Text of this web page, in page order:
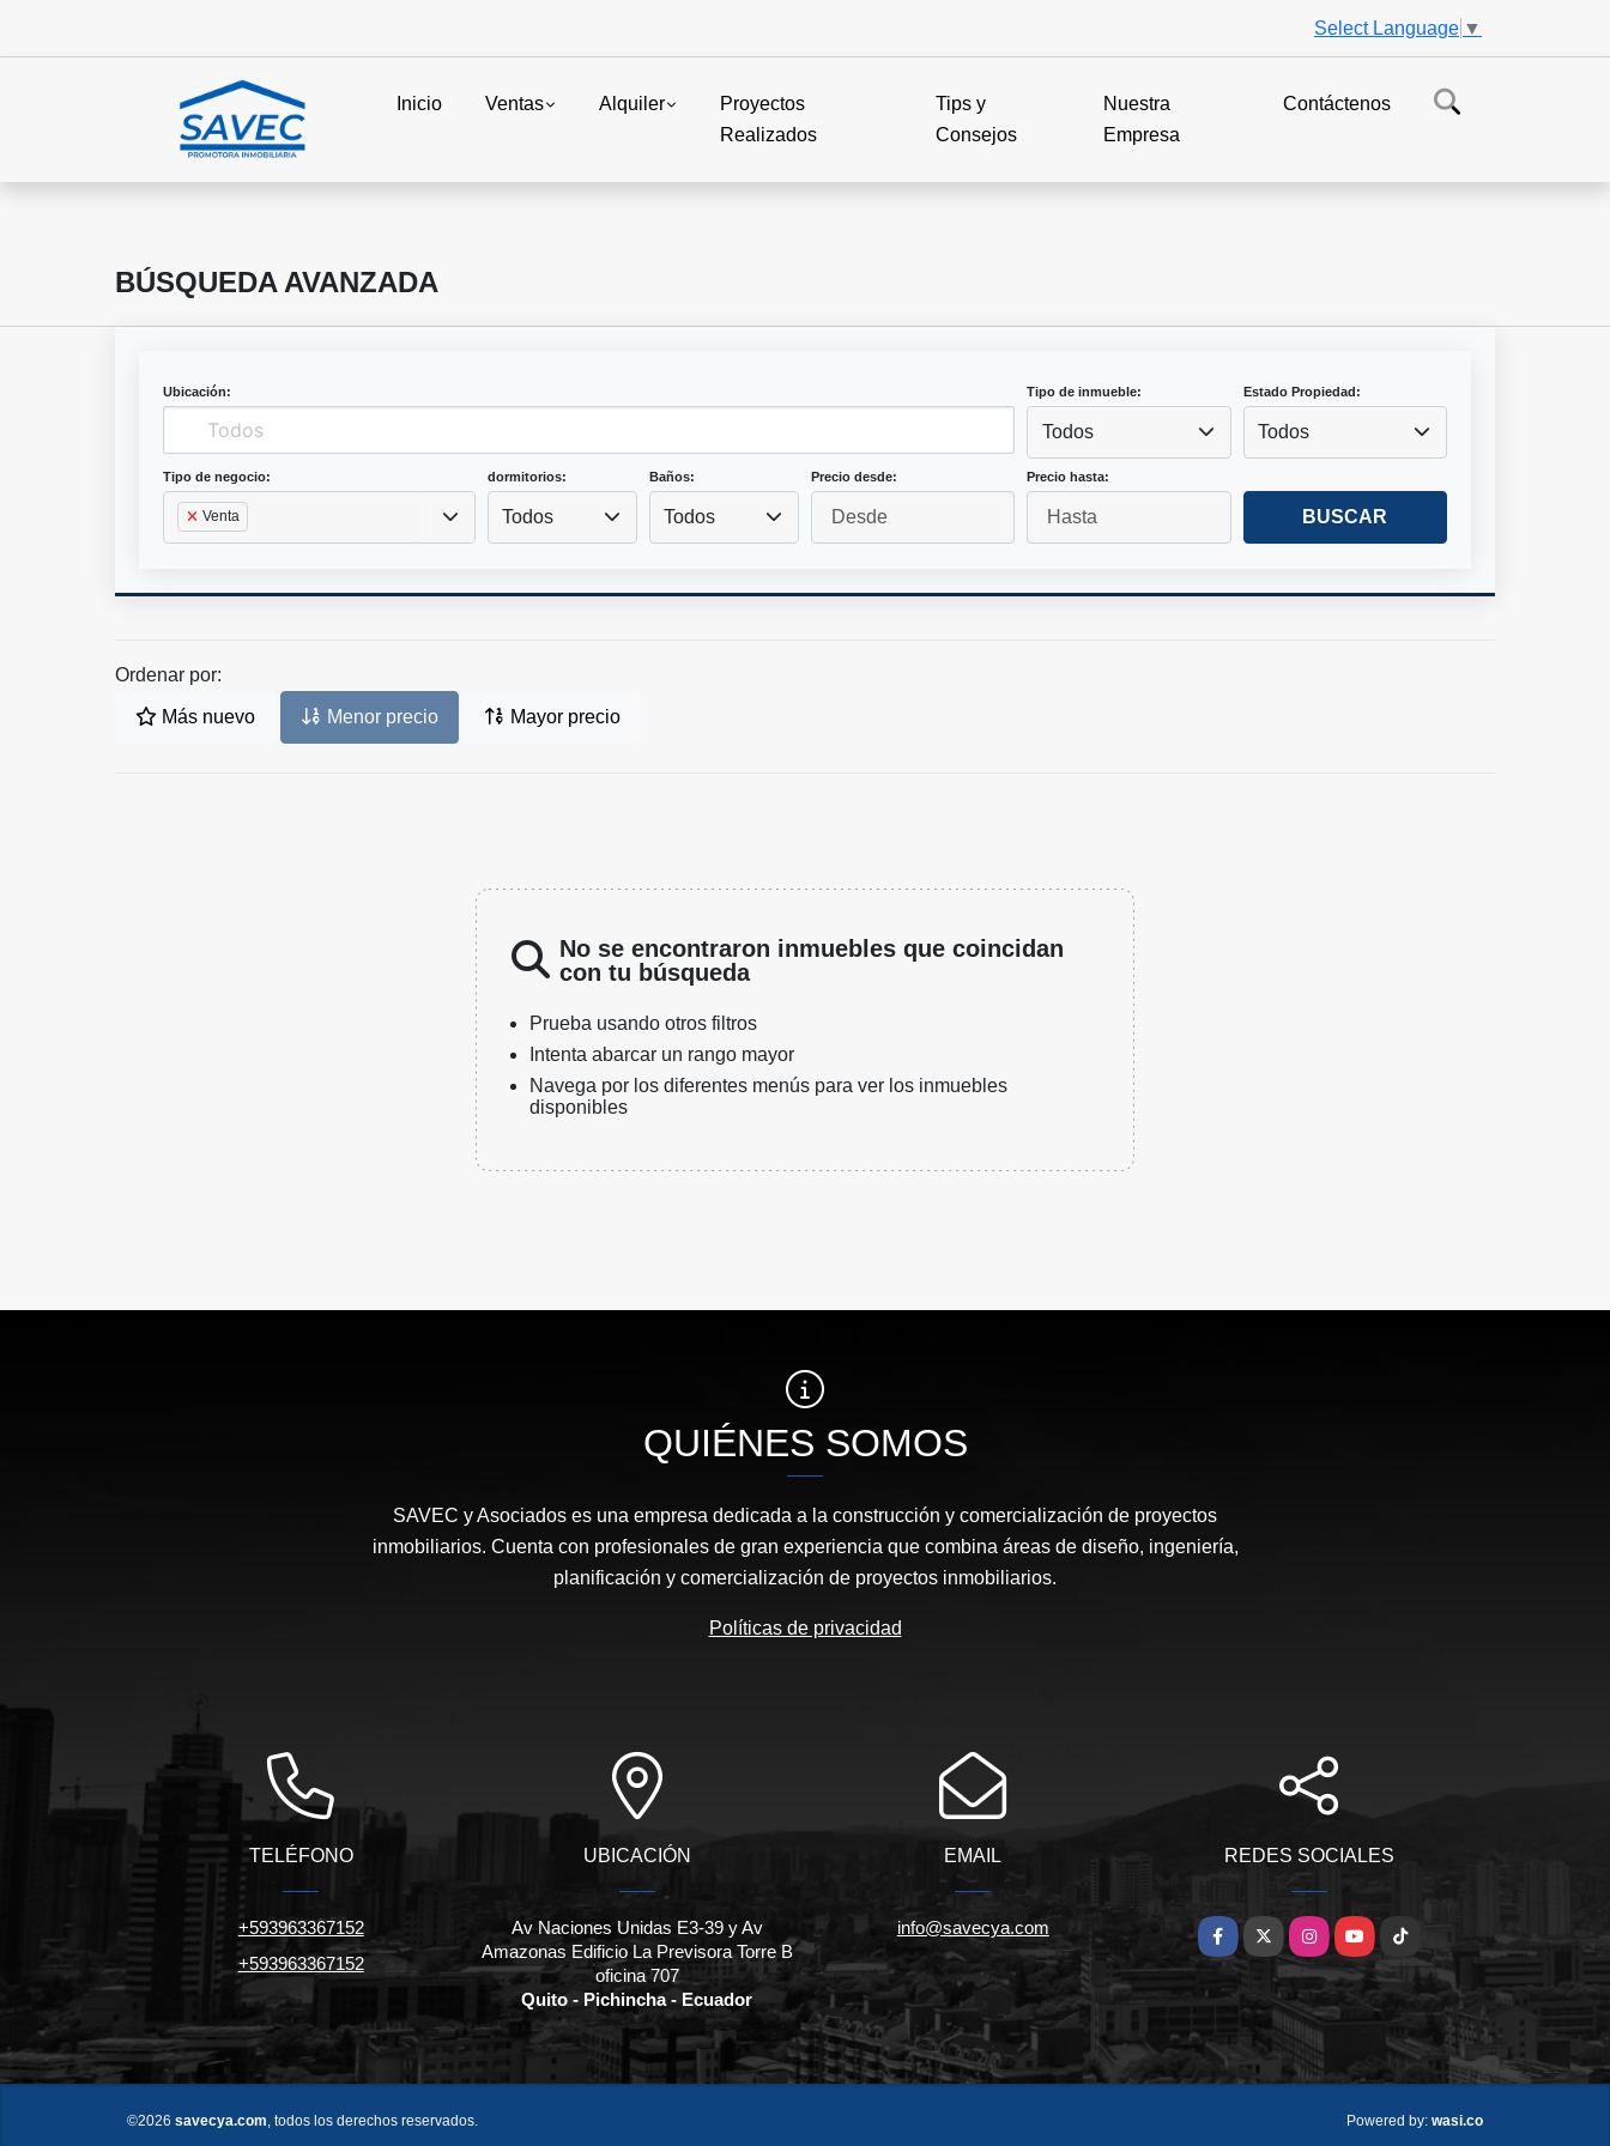
Select Language ▼
Inicio Ventas Alquiler
Proyectos
Realizados
Tips y
Consejos
Nuestra
Empresa
Contáctenos
BÚSQUEDA AVANZADA
Ubicación: Tipo de inmueble:
Todos
Estado Propiedad:
Todos
Tipo de negocio:
Venta
dormitorios:
Todos
Baños:
Todos
Precio desde: Precio hasta:
BUSCAR
Ordenar por:
Más nuevo Menor precio Mayor precio
No se encontraron inmuebles que coincidan
con tu búsqueda
Prueba usando otros filtros
Intenta abarcar un rango mayor
Navega por los diferentes menús para ver los inmuebles
disponibles
QUIÉNES SOMOS
SAVEC y Asociados es una empresa dedicada a la construcción y comercialización de proyectos
inmobiliarios. Cuenta con profesionales de gran experiencia que combina áreas de diseño, ingeniería,
planificación y comercialización de proyectos inmobiliarios.
Políticas de privacidad
TELÉFONO
+593963367152
+593963367152
UBICACIÓN
Av Naciones Unidas E3-39 y Av
Amazonas Edificio La Previsora Torre B
oficina 707
Quito - Pichincha - Ecuador
EMAIL
info@savecya.com
REDES SOCIALES
Facebook
X InstagramYouTube
TikTok
©2026 savecya.com , todos los derechos reservados. Powered by: wasi.co